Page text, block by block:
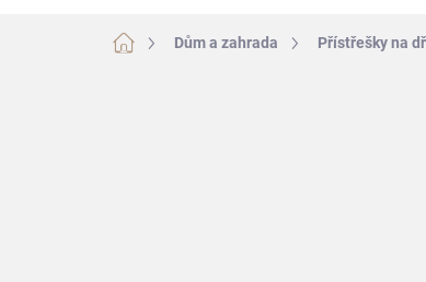
Domů Dům a zahrada Přístřešky na